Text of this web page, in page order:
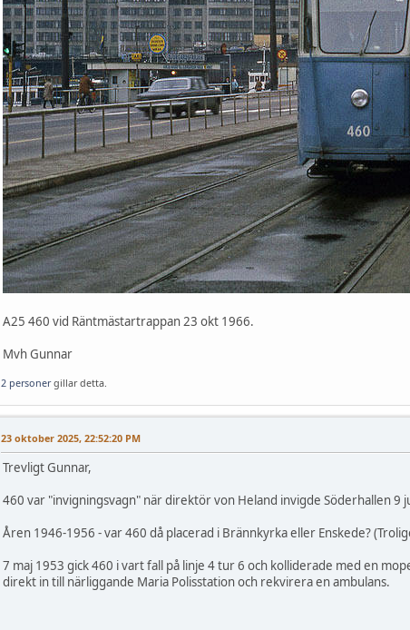
A25 460 vid Räntmästartrappan 23 okt 1966.
Mvh Gunnar
2 personergillar detta.
23 oktober 2025, 22:52:20 PM
Trevligt Gunnar,
460 var "invigningsvagn" när direktör von Heland invigde Söderhallen 9
Åren 1946-1956 - var 460 då placerad i Brännkyrka eller Enskede?
7 maj 1953 gick 460 i vart fall på linje 4 tur 6 och kolliderade med en
direkt in till närliggande Maria Polisstation och rekvirera en ambulans.